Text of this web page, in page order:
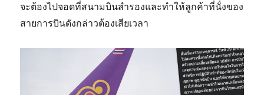
จะต้องไปจอดที่สนามบินสำรองและทำให้ลูกค้าที่นั่งของ
สายการบินดังกล่าวต้องเสียเวลา